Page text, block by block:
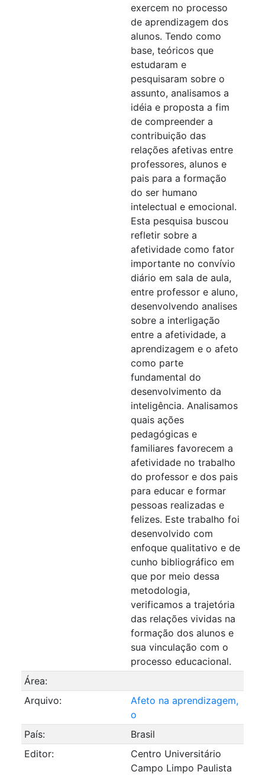
exercem no processo
de aprendizagem dos
alunos. Tendo como
base, teóricos que
estudaram e
pesquisaram sobre o
assunto, analisamos a
idéia e proposta a fim
de compreender a
contribuição das
relações afetivas entre
professores, alunos e
pais para a formação
do ser humano
intelectual e emocional.
Esta pesquisa buscou
refletir sobre a
afetividade como fator
importante no convívio
diário em sala de aula,
entre professor e aluno,
desenvolvendo analises
sobre a interligação
entre a afetividade, a
aprendizagem e o afeto
como parte
fundamental do
desenvolvimento da
inteligência. Analisamos
quais ações
pedagógicas e
familiares favorecem a
afetividade no trabalho
do professor e dos pais
para educar e formar
pessoas realizadas e
felizes. Este trabalho foi
desenvolvido com
enfoque qualitativo e de
cunho bibliográfico em
que por meio dessa
metodologia,
verificamos a trajetória
das relações vividas na
formação dos alunos e
sua vinculação com o
processo educacional.
Área:
Arquivo:
Afeto na aprendizagem,
o
País:
Brasil
Editor:
Centro Universitário
Campo Limpo Paulista